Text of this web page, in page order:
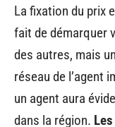
La fixation du prix
fait de démarquer
des autres, mais
réseau de l’agent
un agent aura
dans la région.